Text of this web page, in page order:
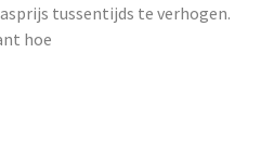
tussentijds te verhogen.
hoe